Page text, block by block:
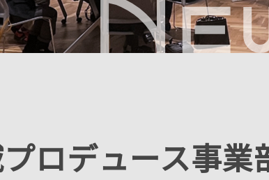
ロデュース事業